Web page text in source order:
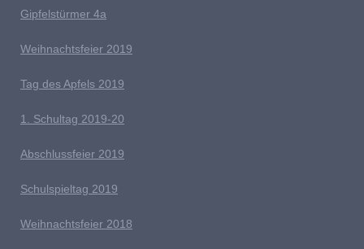
Gipfelstürmer 4a
Weihnachtsfeier 2019
Tag des Apfels 2019
1. Schultag 2019-20
Abschlussfeier 2019
Schulspieltag 2019
Weihnachtsfeier 2018